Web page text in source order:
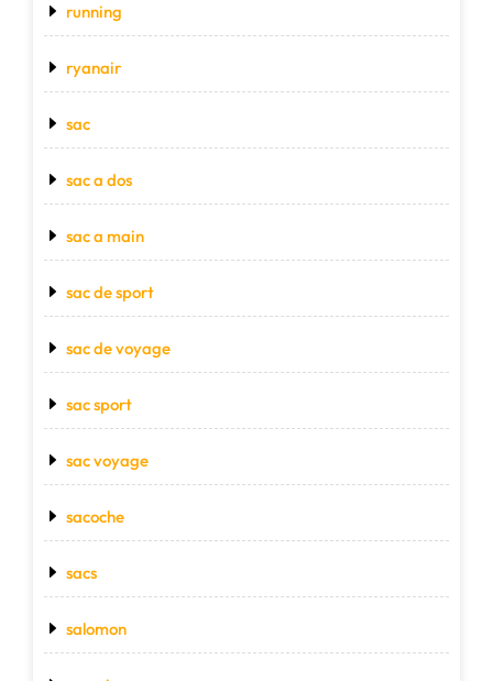
running
ryanair
sac
sac a dos
sac a main
sac de sport
sac de voyage
sac sport
sac voyage
sacoche
sacs
salomon